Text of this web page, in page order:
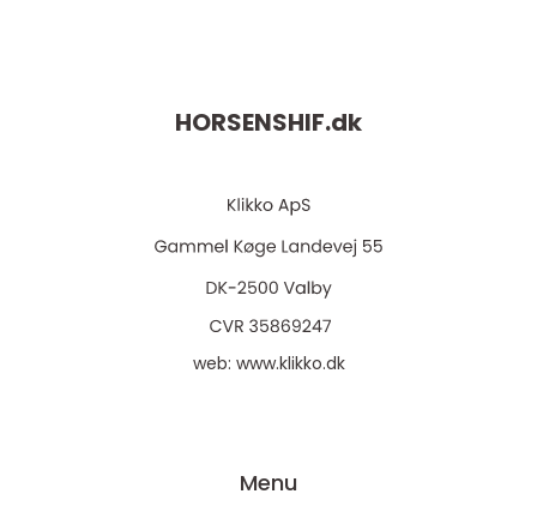
HORSENSHIF.dk
web: www.klikko.dk
Menu